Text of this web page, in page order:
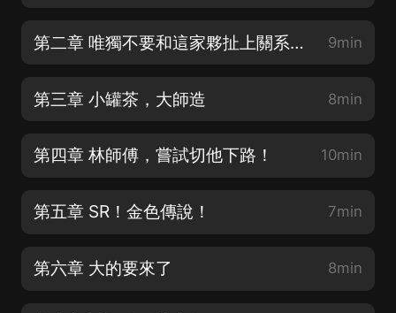
第二章 唯獨不要和這家夥扯上關系呢~ 9min
第三章 小罐茶，大師造 8min
第四章 林師傅，嘗試切他下路！ 10min
第五章 SR！金色傳說！ 7min
第六章 大的要來了 8min